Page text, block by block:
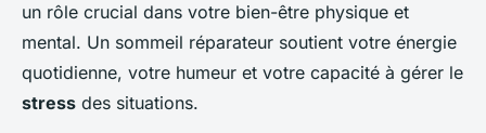
un rôle crucial dans votre bien-être physique et
mental. Un sommeil réparateur soutient votre énergie
quotidienne, votre humeur et votre capacité à gérer le
stress des situations.